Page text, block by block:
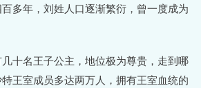
多年，刘姓人口逐渐繁衍，曾一度成为
十名王子公主，地位极为尊贵，走到哪
王室成员多达两万人，拥有王室血统的